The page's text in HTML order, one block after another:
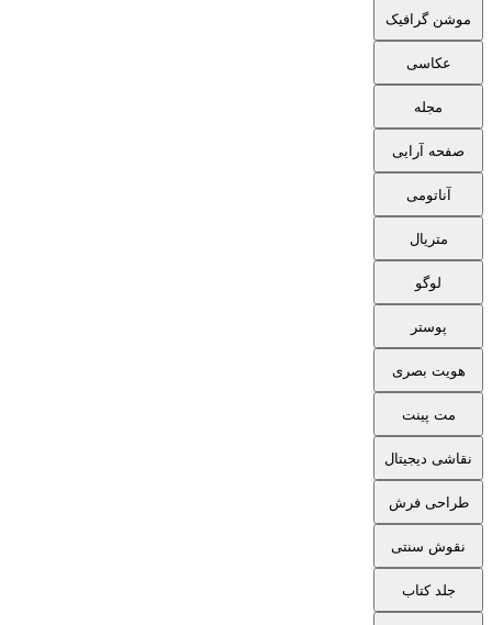
موشن گرافیک
عکاسی
مجله
صفحه آرایی
آناتومی
متریال
لوگو
پوستر
هویت بصری
مت پینت
نقاشی دیجیتال
طراحی فرش
نقوش سنتی
جلد کتاب